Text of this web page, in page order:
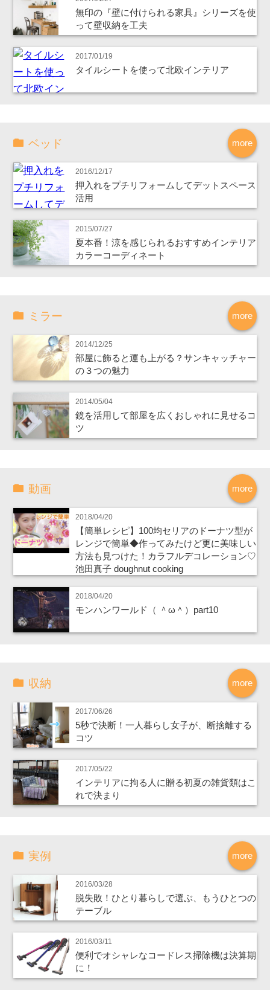
無印の『壁に付けられる家具』シリーズを使
って壁収納を工夫
2017/01/19
タイルシートを使って北欧インテリア
more
ベッド
2016/12/17
押入れをプチリフォームしてデットスペース
活用
2015/07/27
夏本番！涼を感じられるおすすめインテリア
カラーコーディネート
more
ミラー
2014/12/25
部屋に飾ると運も上がる？サンキャッチャー
の３つの魅力
2014/05/04
鏡を活用して部屋を広くおしゃれに見せるコ
ツ
more
動画
2018/04/20
【簡単レシピ】100均セリアのドーナツ型が
レンジで簡単◆作ってみたけど更に美味しい
方法も見つけた！カラフルデコレーション♡
池田真子 doughnut cooking
2018/04/20
モンハンワールド（ ＾ω＾）part10
more
収納
2017/06/26
5秒で決断！一人暮らし女子が、断捨離する
コツ
2017/05/22
インテリアに拘る人に贈る初夏の雑貨類はこ
れで決まり
more
実例
2016/03/28
脱失敗！ひとり暮らしで選ぶ、もうひとつの
テーブル
2016/03/11
便利でオシャレなコードレス掃除機は決算期
に！